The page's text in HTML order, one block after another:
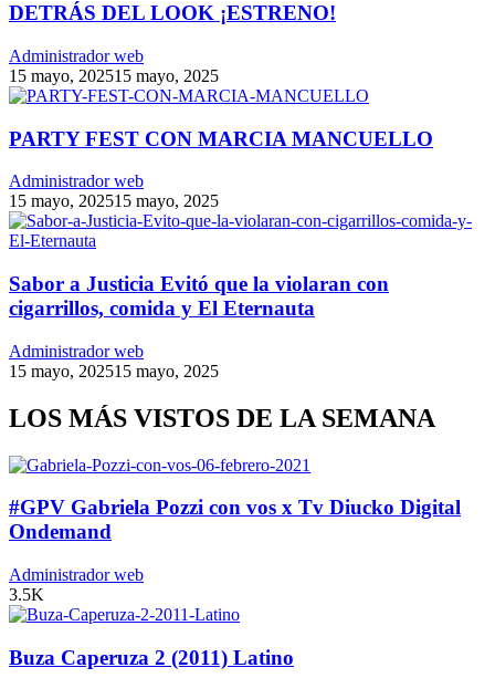
DETRÁS DEL LOOK ¡ESTRENO!
Administrador web
15 mayo, 202515 mayo, 2025
PARTY FEST CON MARCIA MANCUELLO
Administrador web
15 mayo, 202515 mayo, 2025
Sabor a Justicia Evitó que la violaran con
cigarrillos, comida y El Eternauta
Administrador web
15 mayo, 202515 mayo, 2025
LOS MÁS VISTOS DE LA SEMANA
#GPV Gabriela Pozzi con vos x Tv Diucko Digital
Ondemand
Administrador web
3.5K
Buza Caperuza 2 (2011) Latino